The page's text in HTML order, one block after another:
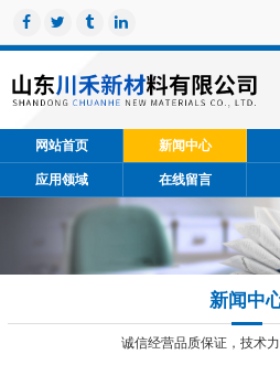
网站首页 新闻中心
应用领域 在线留言
新闻中
诚信经营品质保证，技术